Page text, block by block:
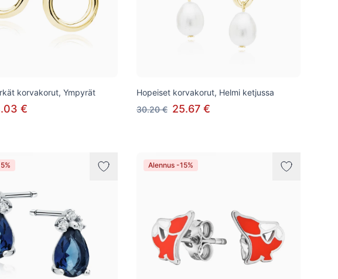
korvakorut, Ympyrät
€
Hopeiset korvakorut, Helmi ketjussa
30.20 € 25.67 €
Alennus -15%